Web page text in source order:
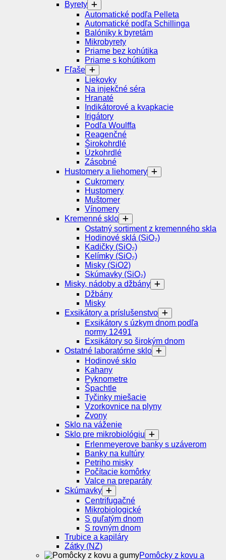
Byrety
Automatické podľa Pelleta
Automatické podľa Schillinga
Balóniky k byretám
Mikrobyrety
Priame bez kohútika
Priame s kohútikom
Fľaše
Liekovky
Na injekčné séra
Hranaté
Indikátorové a kvapkacie
Irigátory
Podľa Woulffa
Reagenčné
Širokohrdlé
Úzkohrdlé
Zásobné
Hustomery a liehomery
Cukromery
Hustomery
Muštomer
Vínomery
Kremenné sklo
Ostatný sortiment z kremenného skla
Hodinové sklá (SiO₂)
Kadičky (SiO₂)
Kelímky (SiO₂)
Misky (SiO2)
Skúmavky (SiO₂)
Misky, nádoby a džbány
Džbány
Misky
Exsikátory a príslušenstvo
Exsikátory s úzkym dnom podľa
normy 12491
Exsikátory so širokým dnom
Ostatné laboratórne sklo
Hodinové sklo
Kahany
Pyknometre
Špachtle
Tyčinky miešacie
Vzorkovnice na plyny
Zvony
Sklo na váženie
Sklo pre mikrobiológiu
Erlenmeyerove banky s uzáverom
Banky na kultúry
Petriho misky
Počítacie komôrky
Valce na preparáty
Skúmavky
Centrifugačné
Mikrobiologické
S guľatým dnom
S rovným dnom
Trubice a kapiláry
Zátky (NZ)
Pomôcky z kovu a